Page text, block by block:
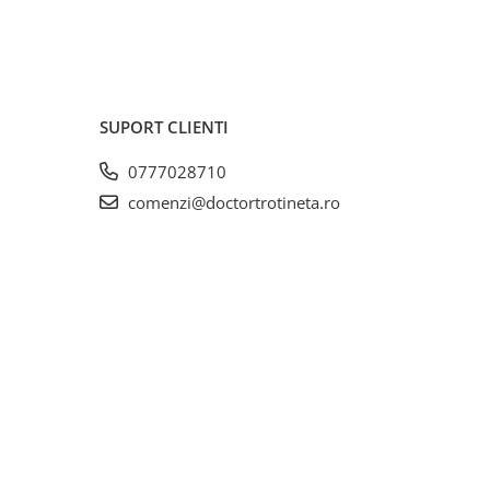
SUPORT CLIENTI
0777028710
comenzi@doctortrotineta.ro